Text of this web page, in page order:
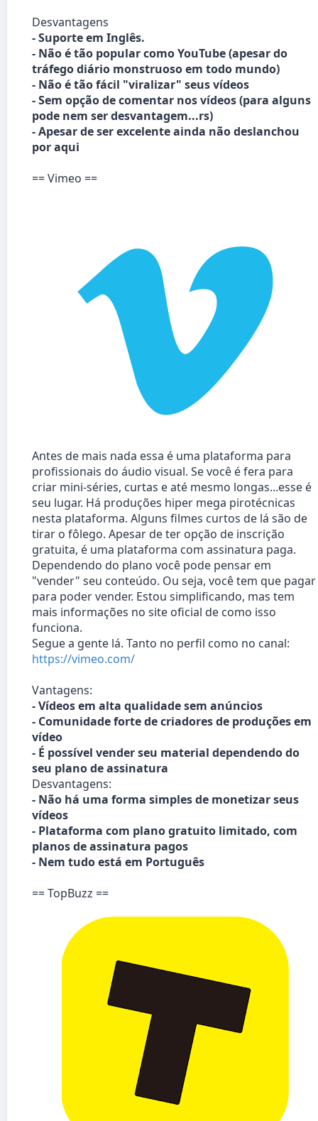
Desvantagens
- Suporte em Inglês.
- Não é tão popular como YouTube (apesar do
tráfego diário monstruoso em todo mundo)
- Não é tão fácil "viralizar" seus vídeos
- Sem opção de comentar nos vídeos (para alguns
pode nem ser desvantagem...rs)
- Apesar de ser excelente ainda não deslanchou
por aqui
== Vimeo ==
Antes de mais nada essa é uma plataforma para
profissionais do áudio visual. Se você é fera para
criar mini-séries, curtas e até mesmo longas...esse é
seu lugar. Há produções hiper mega pirotécnicas
nesta plataforma. Alguns filmes curtos de lá são de
tirar o fôlego. Apesar de ter opção de inscrição
gratuita, é uma plataforma com assinatura paga.
Dependendo do plano você pode pensar em
"vender" seu conteúdo. Ou seja, você tem que pagar
para poder vender. Estou simplificando, mas tem
mais informações no site oficial de como isso
funciona.
Segue a gente lá. Tanto no perfil como no canal:
https://vimeo.com/
Vantagens:
- Vídeos em alta qualidade sem anúncios
- Comunidade forte de criadores de produções em
vídeo
- É possível vender seu material dependendo do
seu plano de assinatura
Desvantagens:
- Não há uma forma simples de monetizar seus
vídeos
- Plataforma com plano gratuito limitado, com
planos de assinatura pagos
- Nem tudo está em Português
== TopBuzz ==